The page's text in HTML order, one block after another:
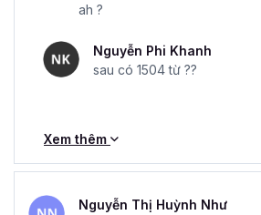
ah ?
Nguyễn Phi Khanh
sau có 1504 từ ??
Xem thêm
Nguyễn Thị Huỳnh Như